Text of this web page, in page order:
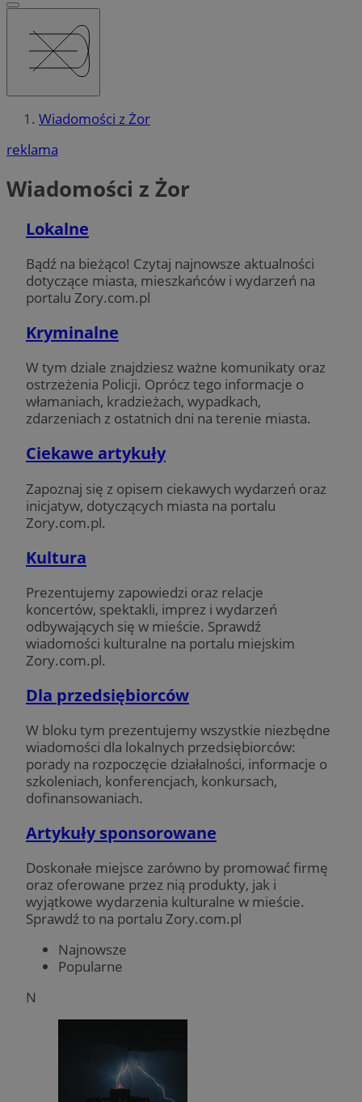
Wiadomości z Żor
reklama
Wiadomości z Żor
Lokalne
Bądź na bieżąco! Czytaj najnowsze aktualności
dotyczące miasta, mieszkańców i wydarzeń na
portalu Zory.com.pl
Kryminalne
W tym dziale znajdziesz ważne komunikaty oraz
ostrzeżenia Policji. Oprócz tego informacje o
włamaniach, kradzieżach, wypadkach,
zdarzeniach z ostatnich dni na terenie miasta.
Ciekawe artykuły
Zapoznaj się z opisem ciekawych wydarzeń oraz
inicjatyw, dotyczących miasta na portalu
Zory.com.pl.
Kultura
Prezentujemy zapowiedzi oraz relacje
koncertów, spektakli, imprez i wydarzeń
odbywających się w mieście. Sprawdź
wiadomości kulturalne na portalu miejskim
Zory.com.pl.
Dla przedsiębiorców
W bloku tym prezentujemy wszystkie niezbędne
wiadomości dla lokalnych przedsiębiorców:
porady na rozpoczęcie działalności, informacje o
szkoleniach, konferencjach, konkursach,
dofinansowaniach.
Artykuły sponsorowane
Doskonałe miejsce zarówno by promować firmę
oraz oferowane przez nią produkty, jak i
wyjątkowe wydarzenia kulturalne w mieście.
Sprawdź to na portalu Zory.com.pl
Najnowsze
Popularne
N